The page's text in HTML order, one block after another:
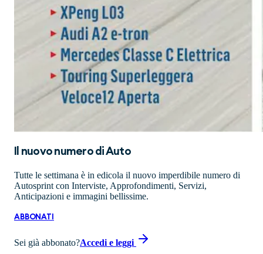
Il nuovo numero diAuto
Tutte le settimana è in edicola il nuovo imperdibile numero di
Autosprint con Interviste, Approfondimenti, Servizi,
Anticipazioni e immagini bellissime.
ABBONATI
Sei già abbonato?Accedi e leggi